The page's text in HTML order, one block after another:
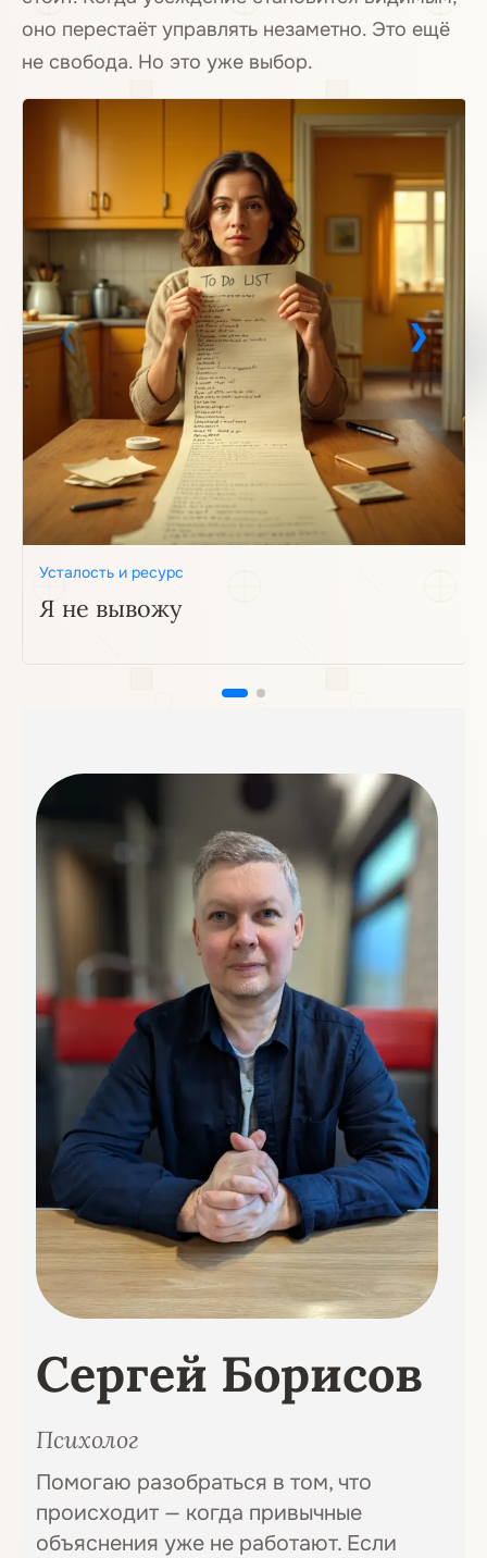
оно перестаёт управлять незаметно. Это ещё
не свобода. Но это уже выбор.
Усталость и ресурс
Я не вывожу
Сергей Борисов
Психолог
Помогаю разобраться в том, что
происходит — когда привычные
объяснения уже не работают. Если